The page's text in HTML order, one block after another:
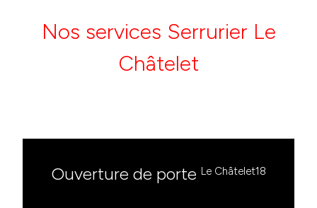
Nos services Serrurier Le
Châtelet
Ouverture de porte Le Châtelet18